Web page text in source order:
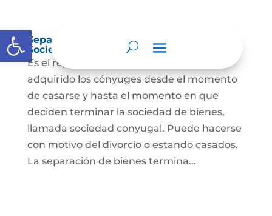
Abrir barra de herramientas
Separación de Bienes o Liquidación de
Sociedad Conyugal
Es el reparto de los bienes que han
adquirido los cónyuges desde el momento
de casarse y hasta el momento en que
deciden terminar la sociedad de bienes,
llamada sociedad conyugal. Puede hacerse
con motivo del divorcio o estando casados.
La separación de bienes termina...